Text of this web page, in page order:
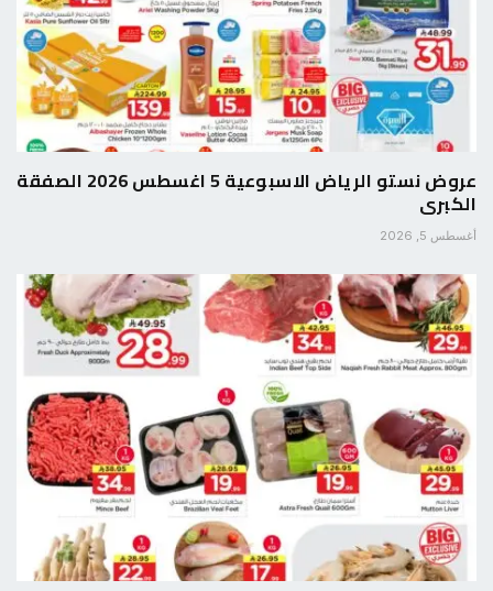
عروض نستو الرياض الاسبوعية 5 اغسطس 2026 الصفقة
الكبرى
أغسطس 5, 2026